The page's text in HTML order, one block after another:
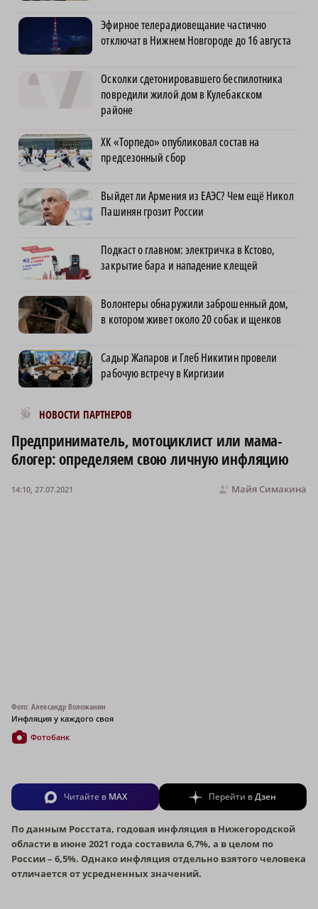
Эфирное телерадиовещание частично
отключат в Нижнем Новгороде до 16 августа
Осколки сдетонировавшего беспилотника
повредили жилой дом в Кулебакском
районе
ХК «Торпедо» опубликовал состав на
предсезонный сбор
Выйдет ли Армения из ЕАЭС? Чем ещё Никол
Пашинян грозит России
Подкаст о главном: электричка в Кстово,
закрытие бара и нападение клещей
Волонтеры обнаружили заброшенный дом,
в котором живет около 20 собак и щенков
Садыр Жапаров и Глеб Никитин провели
рабочую встречу в Киргизии
НОВОСТИ ПАРТНЕРОВ
Новости МирТесен
Предприниматель, мотоциклист или мама-
блогер: определяем свою личную инфляцию
Майя Симакина
14:10, 27.07.2021
Фото: Александр Воложанин
Инфляция у каждого своя
Фотобанк
Читайте в MAX Перейти вДзен
По данным Росстата, годовая инфляция в Нижегородской
области в июне 2021 года составила 6,7%, а в целом по
России – 6,5%. Однако инфляция отдельно взятого человека
отличается от усредненных значений.